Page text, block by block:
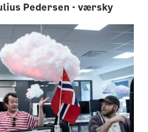
Pedersen - værsky